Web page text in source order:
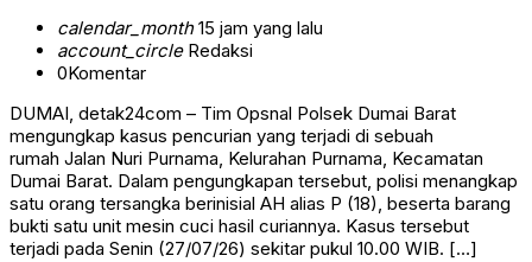
calendar_month15 jam yang lalu
account_circleRedaksi
0Komentar
DUMAI, detak24com – Tim Opsnal Polsek Dumai Barat
mengungkap kasus pencurian yang terjadi di sebuah
rumah Jalan Nuri Purnama, Kelurahan Purnama, Kecamatan
Dumai Barat. Dalam pengungkapan tersebut, polisi menangkap
satu orang tersangka berinisial AH alias P (18), beserta barang
bukti satu unit mesin cuci hasil curiannya. Kasus tersebut
terjadi pada Senin (27/07/26) sekitar pukul 10.00 WIB. […]